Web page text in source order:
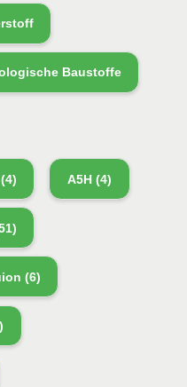
Baustoffe
(4) A5H(4)
(6)